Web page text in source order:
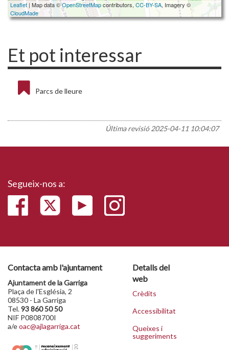
Leaflet | Map data ©OpenStreetMapcontributors, CC-BY-SA, Imagery ©
CloudMade
Et pot interessar
Parcs de lleure
Última revisió2025-04-11 10:04:07
Segueix-nos a:
Contacta amb l'ajuntament
Ajuntament de la Garriga
Plaça de l'Església, 2
08530 - La Garriga
Tel.93 860 50 50
NIF P0808700I
a/eoac@ajlagarriga.cat
Detalls del
web
Crèdits
Accessibilitat
Queixes i
suggeriments